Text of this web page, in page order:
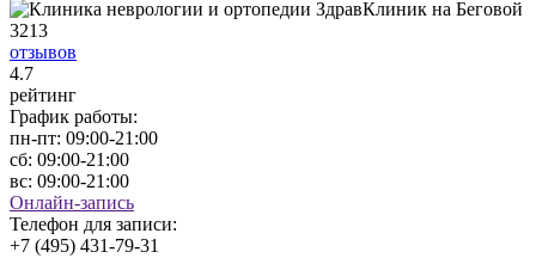
3213
отзывов
4.7
рейтинг
График работы:
пн-пт: 09:00-21:00
сб: 09:00-21:00
вс: 09:00-21:00
Онлайн-запись
Телефон для записи:
+7 (495) 431-79-31